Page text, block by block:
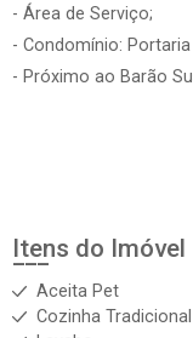
- Área de Serviço;
- Condomínio:
- Próximo ao Barão
Itens do Imóvel
Aceita Pet
Cozinha Tradicional